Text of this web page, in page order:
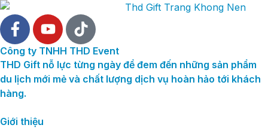
Công ty TNHH THD Event
THD Gift nỗ lực từng ngày để đem đến những sản phẩm
du lịch mới mẻ và chất lượng dịch vụ hoàn hảo tới khách
hàng.
Giới thiệu